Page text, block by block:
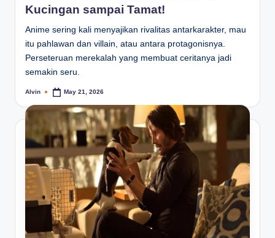
Kucingan sampai Tamat!
Anime sering kali menyajikan rivalitas antarkarakter, mau
itu pahlawan dan villain, atau antara protagonisnya.
Perseteruan merekalah yang membuat ceritanya jadi
semakin seru.
Posted
Alvin May 21, 2026